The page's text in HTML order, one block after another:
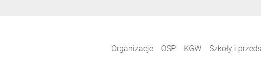
Organizacje OSP KGW Szkoły i